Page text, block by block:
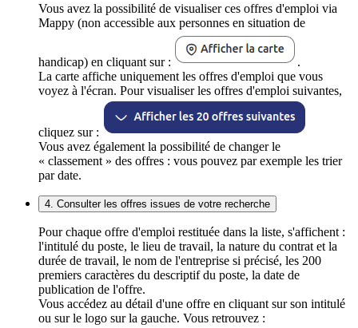
Vous avez la possibilité de visualiser ces offres d'emploi via
Mappy (non accessible aux personnes en situation de
handicap) en cliquant sur :
.
La carte affiche uniquement les offres d'emploi que vous
voyez à l'écran. Pour visualiser les offres d'emploi suivantes,
cliquez sur :
Vous avez également la possibilité de changer le
« classement » des offres : vous pouvez par exemple les trier
par date.
4. Consulter les offres issues de votre recherche
Pour chaque offre d'emploi restituée dans la liste, s'affichent :
l'intitulé du poste, le lieu de travail, la nature du contrat et la
durée de travail, le nom de l'entreprise si précisé, les 200
premiers caractères du descriptif du poste, la date de
publication de l'offre.
Vous accédez au détail d'une offre en cliquant sur son intitulé
ou sur le logo sur la gauche. Vous retrouvez :